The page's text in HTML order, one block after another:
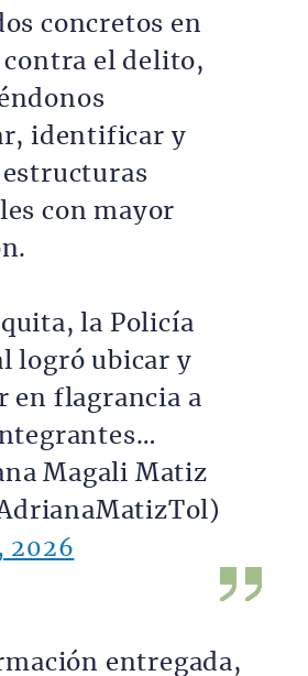
concretos en
contra el delito,
identificar y
con mayor
la Policía
logró ubicar y
en flagrancia a
Magali Matiz
2026
entregada,